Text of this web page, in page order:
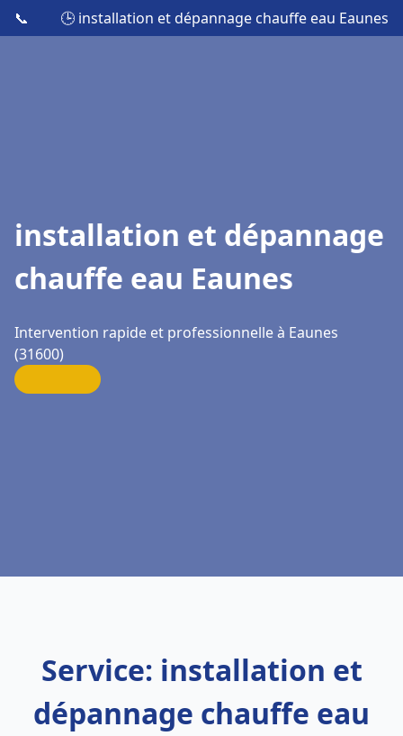
📞 🕒 installation et dépannage chauffe eau Eaunes
installation et dépannage
chauffe eau Eaunes
Intervention rapide et professionnelle à Eaunes
(31600)
Service: installation et
dépannage chauffe eau